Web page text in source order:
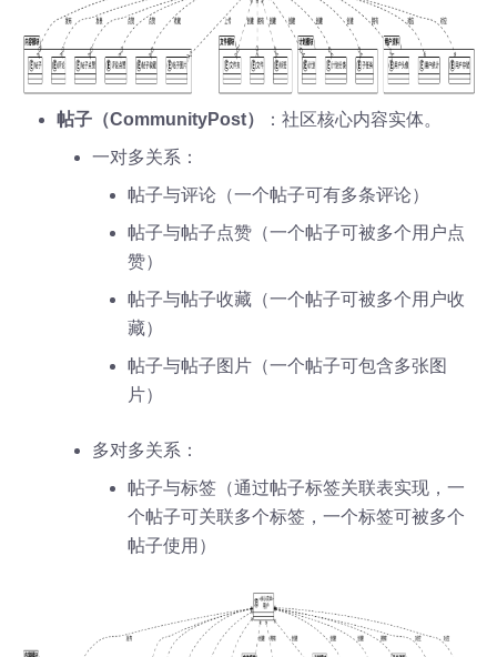
帖子（CommunityPost）
：社区核心内容实体。
一对多关系：
帖子与评论（一个帖子可有多条评论）
帖子与帖子点赞（一个帖子可被多个用户点
赞）
帖子与帖子收藏（一个帖子可被多个用户收
藏）
帖子与帖子图片（一个帖子可包含多张图
片）
多对多关系：
帖子与标签（通过帖子标签关联表实现，一
个帖子可关联多个标签，一个标签可被多个
帖子使用）